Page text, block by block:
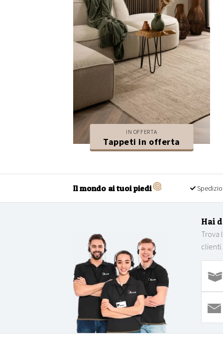
IN OFFERTA
Tappeti in offerta
Il mondo ai tuoi piedi
Hai
Trova
clienti.